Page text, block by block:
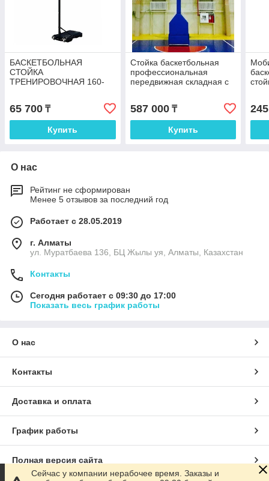
БАСКЕТБОЛЬНАЯ
СТОЙКА
ТРЕНИРОВОЧНАЯ 160-
65 700 ₸
Купить
Стойка баскетбольная
профессиональная
передвижная складная с
587 000₸
Купить
О нас
Рейтинг не сформирован
Менее 5 отзывов за последний год
Работает с 28.05.2019
г. Алматы
ул. Муратбаева 136, БЦ Жылы уя, Алматы, Казахстан
Контакты
Сегодня работает с 09:30 до 17:00
Показать весь график работы
О нас
Контакты
Доставка и оплата
График работы
Полная версия сайта
Сейчас у компании нерабочее время. Заказы и